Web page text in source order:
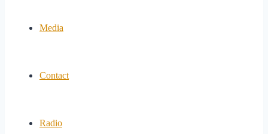
Media
Contact
Radio